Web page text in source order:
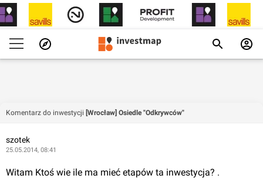
Komentarz do inwestycji [Wrocław] Osiedle "Odkrywców"
szotek
25.05.2014, 08:41
Witam Ktoś wie ile ma mieć etapów ta inwestycja? .